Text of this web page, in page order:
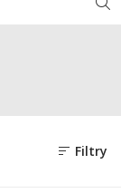
Filtry